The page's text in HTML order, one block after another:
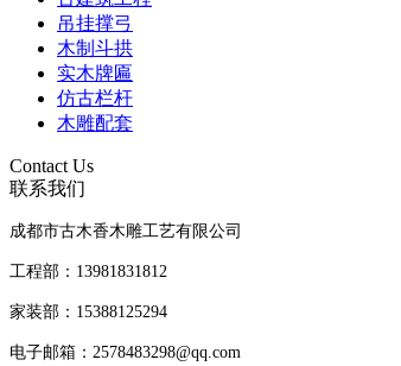
吊挂撑弓
木制斗拱
实木牌匾
仿古栏杆
木雕配套
Contact Us
联系我们
成都市古木香木雕工艺有限公司
工程部：13981831812
家装部：15388125294
电子邮箱：2578483298@qq.com